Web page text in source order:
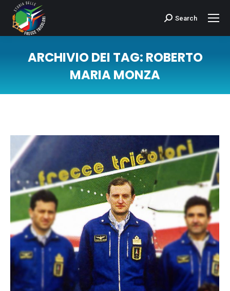
Cerca:Search
ARCHIVIO DEI TAG: ROBERTO
MARIA MONZA